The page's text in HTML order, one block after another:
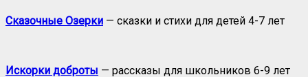
Сказочные Озерки — сказки и стихи для детей 4-7 лет
Искорки доброты — рассказы для школьников 6-9 лет